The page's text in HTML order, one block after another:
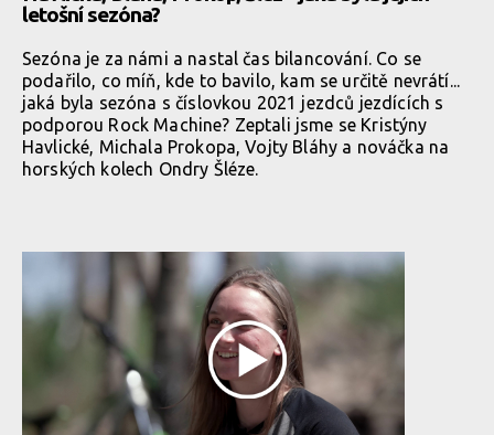
letošní sezóna?
Sezóna je za námi a nastal čas bilancování. Co se
podařilo, co míň, kde to bavilo, kam se určitě nevrátí...
jaká byla sezóna s číslovkou 2021 jezdců jezdících s
podporou Rock Machine? Zeptali jsme se Kristýny
Havlické, Michala Prokopa, Vojty Bláhy a nováčka na
horských kolech Ondry Šléze.